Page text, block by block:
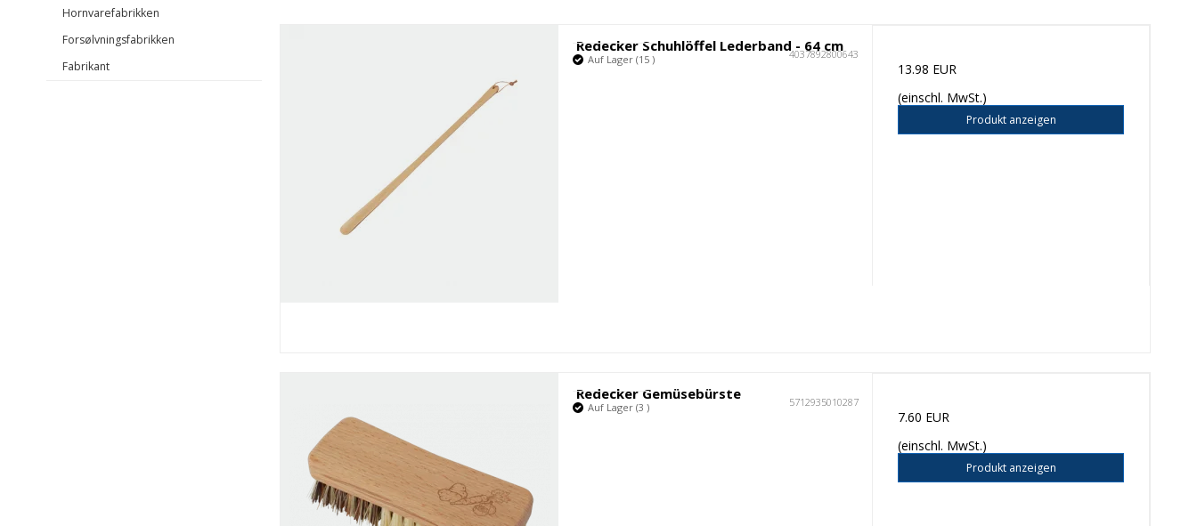
Hornvarefabrikken
Forsølvningsfabrikken
Fabrikant
Redecker Schuhlöffel Lederband - 64 cm
4037892800643
Auf Lager (15 )
13.98 EUR
(einschl. MwSt.)
Produkt anzeigen
Redecker Gemüsebürste 5712935010287
Auf Lager (3 )
7.60 EUR
(einschl. MwSt.)
Produkt anzeigen